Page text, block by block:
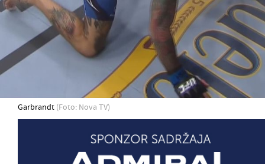
Garbrandt (Foto: Nova TV)